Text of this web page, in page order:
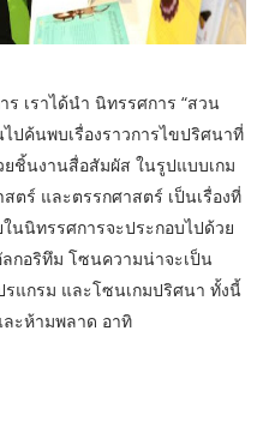
เราได้นำ นิทรรศการ “สวน
ไปค้นพบเรื่องราวการไขปริศนาที่
ชิ้นงานสื่อสัมผัส ในรูปแบบเกม
ร์ และตรรกศาสตร์ เป็นเรื่องที่
นนิทรรศการจะประกอบไปด้วย
กอริทึม โซนความน่าจะเป็น
แกรม และโซนเกมปริศนา ทั้งนี้
ะห้ามพลาด อาทิ